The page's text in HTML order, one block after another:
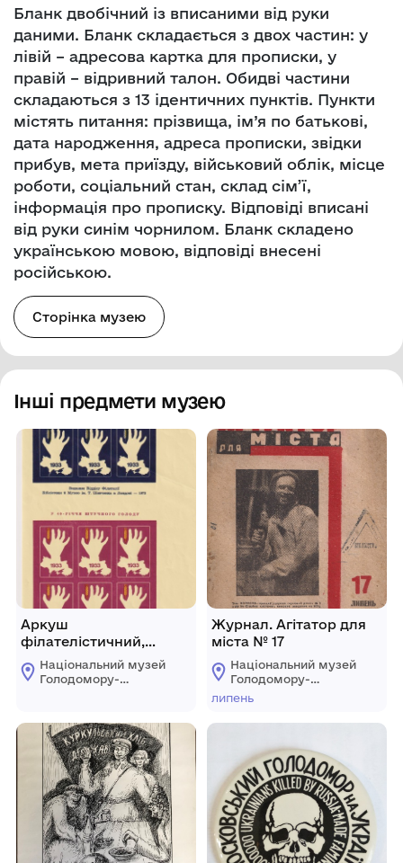
Бланк двобічний із вписаними від руки
даними. Бланк складається з двох частин: у
лівій – адресова картка для прописки, у
правій – відривний талон. Обидві частини
складаються з 13 ідентичних пунктів. Пункти
містять питання: прізвища, ім’я по батькові,
дата народження, адреса прописки, звідки
прибув, мета приїзду, військовий облік, місце
роботи, соціальний стан, склад сім’ї,
інформація про прописку. Відповіді вписані
від руки синім чорнилом. Бланк складено
українською мовою, відповіді внесені
російською.
Сторінка музею
Інші предмети музею
Аркуш
філателістичний,
пам’ятний «У 40-річчя
штучного голоду»
Національний музей
Голодомору-
Журнал. Агітатор для
міста № 17
Національний музей
Голодомору-
геноциду
липень